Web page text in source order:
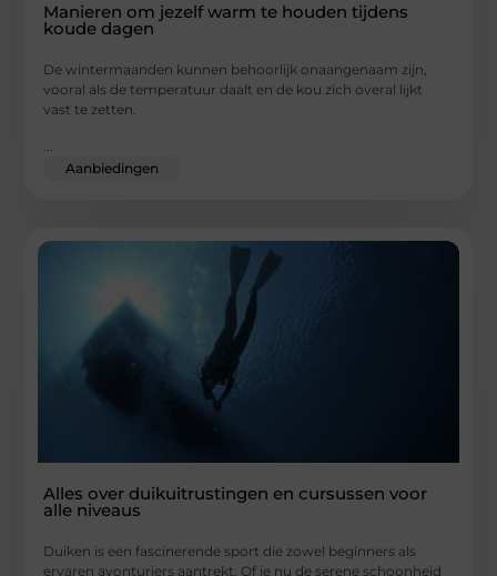
Manieren om jezelf warm te houden tijdens
koude dagen
De wintermaanden kunnen behoorlijk onaangenaam zijn,
vooral als de temperatuur daalt en de kou zich overal lijkt
vast te zetten.
Aanbiedingen
Alles over duikuitrustingen en cursussen voor
alle niveaus
Duiken is een fascinerende sport die zowel beginners als
ervaren avonturiers aantrekt. Of je nu de serene schoonheid